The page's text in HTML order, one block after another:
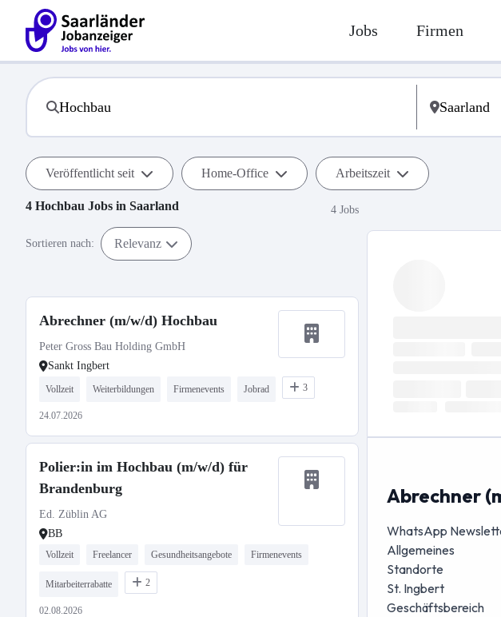
Jobs Firmen
Veröffentlicht seit Home-Office Arbeitszeit
4 Hochbau Jobs in Saarland 4 Jobs
Sortieren nach: Relevanz
Abrechner (m/w/d) Hochbau
Peter Gross Bau Holding GmbH
Sankt Ingbert
Vollzeit Weiterbildungen Firmenevents Jobrad 3
24.07.2026
Polier:in im Hochbau (m/w/d) für
Brandenburg
Ed. Züblin AG
BB
Vollzeit Freelancer Gesundheitsangebote Firmenevents
Mitarbeiterrabatte 2
02.08.2026